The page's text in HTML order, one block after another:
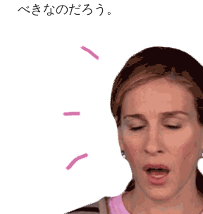
べきなのだろう。